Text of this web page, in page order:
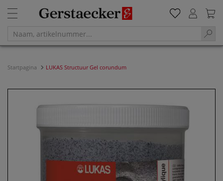
Startpagina LUKAS Structuur Gel corundum